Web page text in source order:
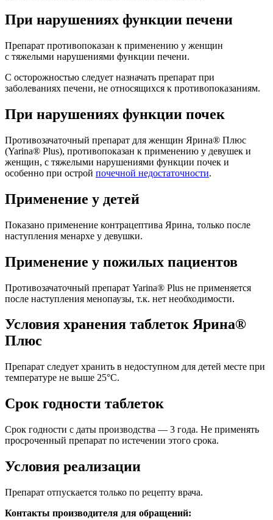
При нарушениях функции печени
Препарат противопоказан к применению у женщин
с тяжелыми нарушениями функции печени.
С осторожностью следует назначать препарат при
заболеваниях печени, не относящихся к противопоказаниям.
При нарушениях функции почек
Противозачаточный препарат для женщин Ярина® Плюс
(Yarina® Plus), противопоказан к применению у девушек и
женщин, с тяжелыми нарушениями функции почек и
особенно при острой почечной недостаточности.
Применение у детей
Показано применение контрацептива Ярина, только после
наступления менархе у девушки.
Применение у пожилых пациентов
Противозачаточный препарат Yarina® Plus не применяется
после наступления менопаузы, т.к. нет необходимости.
Условия хранения таблеток Ярина®
Плюс
Препарат следует хранить в недоступном для детей месте при
температуре не выше 25°С.
Срок годности таблеток
Срок годности с даты производства — 3 года. Не применять
просроченный препарат по истечении этого срока.
Условия реализации
Препарат отпускается только по рецепту врача.
Контакты производителя для обращений: